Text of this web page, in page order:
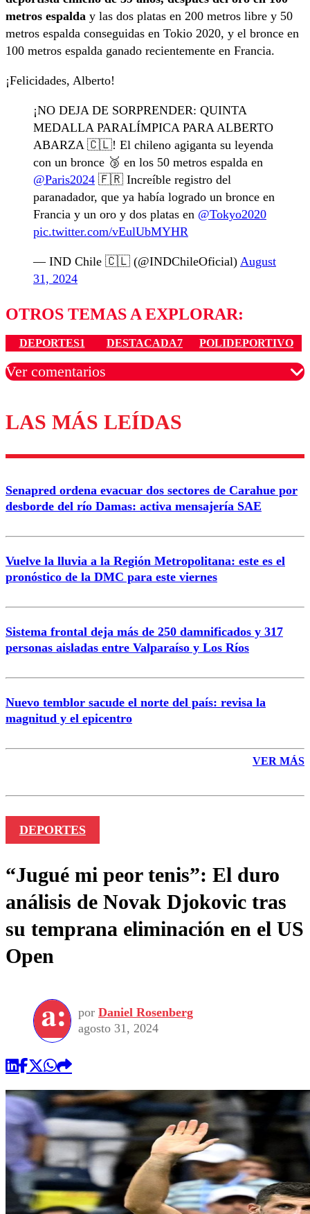
metros espalda y las dos platas en 200 metros libre y 50
metros espalda conseguidas en Tokio 2020, y el bronce en
100 metros espalda ganado recientemente en Francia.
¡Felicidades, Alberto!
¡NO DEJA DE SORPRENDER: QUINTA
MEDALLA PARALÍMPICA PARA ALBERTO
ABARZA 🇨🇱! El chileno agiganta su leyenda
con un bronce 🥉 en los 50 metros espalda en
@Paris2024 🇫🇷 Increíble registro del
paranadador, que ya había logrado un bronce en
Francia y un oro y dos platas en @Tokyo2020
pic.twitter.com/vEulUbMYHR
— IND Chile 🇨🇱 (@INDChileOficial) August
31, 2024
OTROS TEMAS A EXPLORAR:
DEPORTES1 DESTACADA7 POLIDEPORTIVO
Ver comentarios
Los comentarios son moderados para garantizar un
diálogo respetuoso.
Correo
Enviar comentario
LAS MÁS LEÍDAS
Senapred ordena evacuar dos sectores de Carahue por
desborde del río Damas: activa mensajería SAE
Vuelve la lluvia a la Región Metropolitana: este es el
pronóstico de la DMC para este viernes
Sistema frontal deja más de 250 damnificados y 317
personas aisladas entre Valparaíso y Los Ríos
Nuevo temblor sacude el norte del país: revisa la
magnitud y el epicentro
VER MÁS
DEPORTES
“Jugué mi peor tenis”: El duro
análisis de Novak Djokovic tras
su temprana eliminación en el US
Open
por Daniel Rosenberg
agosto 31, 2024